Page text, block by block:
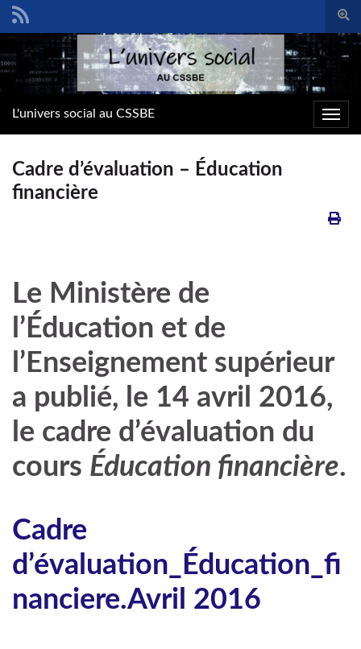
form
Search for:
L'univers social au CSSBE
Cadre d’évaluation – Éducation
financière
Le Ministère de
l’Éducation et de
l’Enseignement supérieur
a publié, le 14 avril 2016,
le cadre d’évaluation du
cours Éducation financière.
Cadre
d’évaluation_Éducation_fi
nanciere.Avril 2016